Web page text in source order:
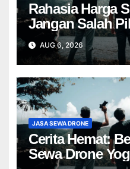
Rahasia Harga
Jangan Salah
AUG 6, 2026
JASA SEWA DRONE
Cerita Hemat:
Sewa Drone